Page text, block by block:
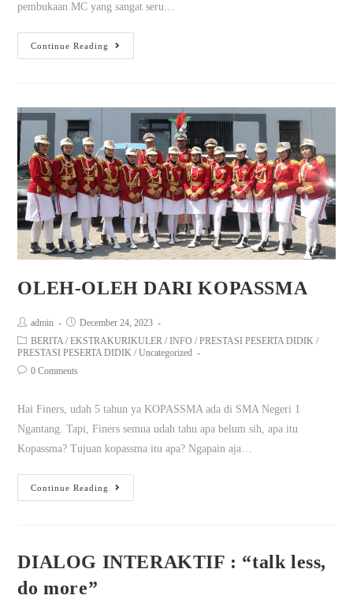
pembukaan MC yang sangat seru…
Continue Reading
OLEH-OLEH DARI KOPASSMA
admin
December 24, 2023
BERITA / EKSTRAKURIKULER / INFO / PRESTASI PESERTA DIDIK /
PRESTASI PESERTA DIDIK / Uncategorized
0 Comments
Hai Finers, udah 5 tahun ya KOPASSMA ada di SMA Negeri 1
Ngantang. Tapi, Finers semua udah tahu apa belum sih, apa itu
Kopassma? Tujuan kopassma itu apa? Ngapain aja…
Continue Reading
DIALOG INTERAKTIF : “talk less,
do more”